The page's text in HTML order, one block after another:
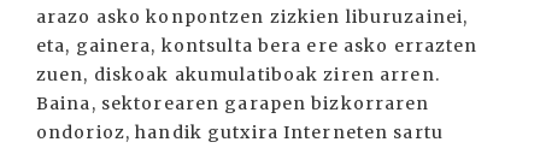
arazo asko konpontzen zizkien liburuzainei,
eta, gainera, kontsulta bera ere asko errazten
zuen, diskoak akumulatiboak ziren arren.
Baina, sektorearen garapen bizkorraren
ondorioz, handik gutxira Interneten sartu